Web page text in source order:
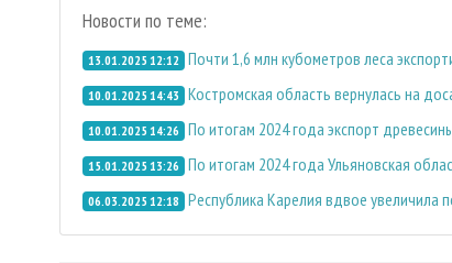
Новости по теме:
13.01.2025 12:12 Почти 1,6 млн кубометров леса
10.01.2025 14:43 Костромская область вернулась на
10.01.2025 14:26 По итогам 2024 года экспорт
15.01.2025 13:26 По итогам 2024 года Ульяновская
06.03.2025 12:18 Республика Карелия вдвое увеличила